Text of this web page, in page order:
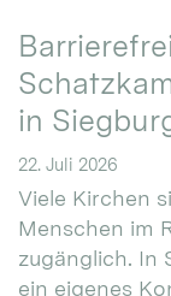
in
22. Juli 2026
Viele Kirchen
Menschen im
zugänglich. In
ein eigenes